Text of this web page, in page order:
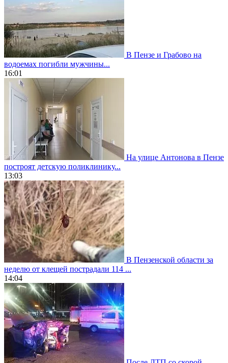
В Пензе и Грабово на
водоемах погибли мужчины...
16:01
На улице Антонова в Пензе
построят детскую поликлинику...
13:03
В Пензенской области за
неделю от клещей пострадали 114 ...
14:04